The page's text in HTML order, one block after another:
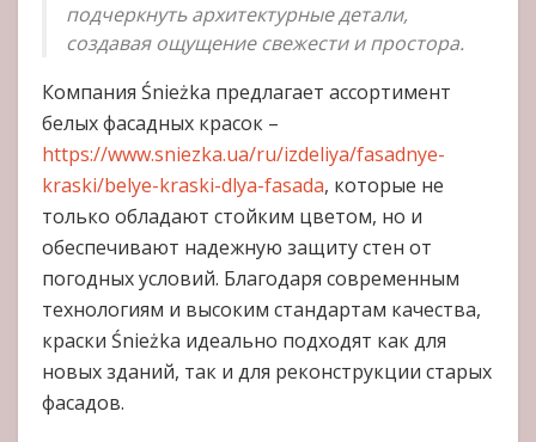
подчеркнуть архитектурные детали,
создавая ощущение свежести и простора.
Компания Śnieżka предлагает ассортимент
белых фасадных красок –
https://www.sniezka.ua/ru/izdeliya/fasadnye-
kraski/belye-kraski-dlya-fasada, которые не
только обладают стойким цветом, но и
обеспечивают надежную защиту стен от
погодных условий. Благодаря современным
технологиям и высоким стандартам качества,
краски Śnieżka идеально подходят как для
новых зданий, так и для реконструкции старых
фасадов.